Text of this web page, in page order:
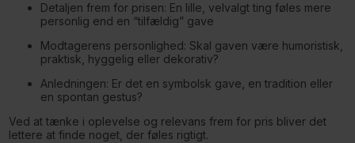
Detaljen frem for prisen: En lille, velvalgt ting føles mere
personlig end en “tilfældig” gave
Modtagerens personlighed: Skal gaven være humoristisk,
praktisk, hyggelig eller dekorativ?
Anledningen: Er det en symbolsk gave, en tradition eller
en spontan gestus?
Ved at tænke i oplevelse og relevans frem for pris bliver det
lettere at finde noget, der føles rigtigt.